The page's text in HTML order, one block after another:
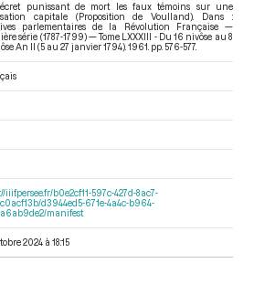
punissant de mort les faux témoins sur une
capitale (Proposition de Voulland). Dans :
parlementaires de la Révolution Française —
série (1787-1799) — Tome LXXXIII - Du 16 nivôse au 8
An II (5 au 27 janvier 1794) . 1961. pp. 576-577.
iiif.persee.fr/b0e2cf11-597c-427d-8ac7-
d3944ed5-671e-4a4c-b964-
manifest
2024 à 18:15